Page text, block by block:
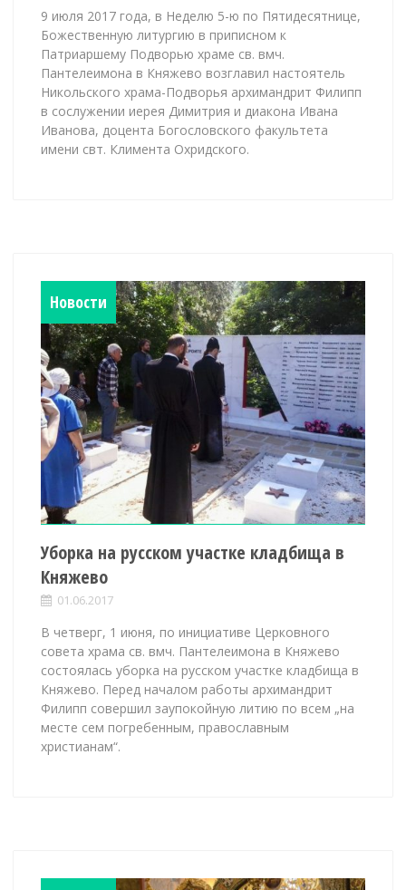
9 июля 2017 года, в Неделю 5-ю по Пятидесятнице,
Божественную литургию в приписном к
Патриаршему Подворью храме св. вмч.
Пантелеимона в Княжево возглавил настоятель
Никольского храма-Подворья архимандрит Филипп
в сослужении иерея Димитрия и диакона Ивана
Иванова, доцента Богословского факультета
имени свт. Климента Охридского.
Новости
Уборка на русском участке кладбища в
Княжево
01.06.2017
В четверг, 1 июня, по инициативе Церковного
совета храма св. вмч. Пантелеимона в Княжево
состоялась уборка на русском участке кладбища в
Княжево. Перед началом работы архимандрит
Филипп совершил заупокойную литию по всем „на
месте сем погребенным, православным
христианам“.